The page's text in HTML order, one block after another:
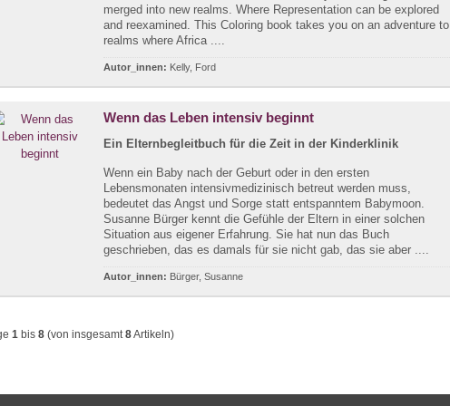
merged into new realms. Where Representation can be explored
and reexamined. This Coloring book takes you on an adventure to
realms where Africa ....
Autor_innen: Kelly, Ford
Wenn das Leben intensiv beginnt
Ein Elternbegleitbuch für die Zeit in der Kinderklinik
Wenn ein Baby nach der Geburt oder in den ersten
Lebensmonaten intensivmedizinisch betreut werden muss,
bedeutet das Angst und Sorge statt entspanntem Babymoon.
Susanne Bürger kennt die Gefühle der Eltern in einer solchen
Situation aus eigener Erfahrung. Sie hat nun das Buch
geschrieben, das es damals für sie nicht gab, das sie aber ....
Autor_innen: Bürger, Susanne
1 bis 8 (von insgesamt8Artikeln)